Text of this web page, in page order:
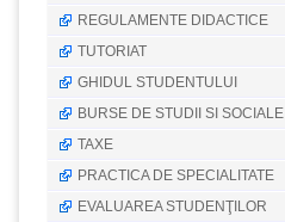
REGULAMENTE DIDACTICE
TUTORIAT
GHIDUL STUDENTULUI
BURSE DE STUDII SI SOCIALE
TAXE
PRACTICA DE SPECIALITATE
EVALUAREA STUDENŢILOR